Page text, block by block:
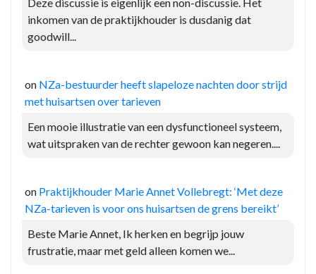
inkomen van de praktijkhouder is dusdanig dat
goodwill...
on NZa-bestuurder heeft slapeloze nachten door strijd
met huisartsen over tarieven
Een mooie illustratie van een dysfunctioneel systeem,
wat uitspraken van de rechter gewoon kan negeren....
on Praktijkhouder Marie Annet Vollebregt: ‘Met deze
NZa-tarieven is voor ons huisartsen de grens bereikt’
Beste Marie Annet, Ik herken en begrijp jouw
frustratie, maar met geld alleen komen we...